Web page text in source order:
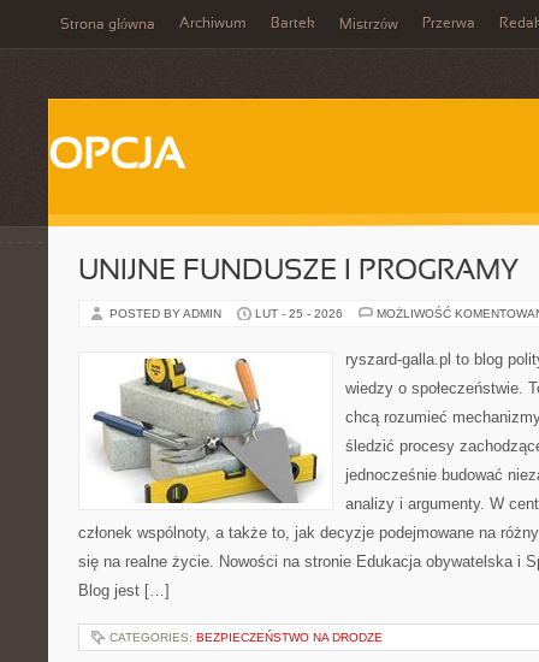
Strona główna Archiwum Bartek Mistrzów Przerwa
OPCJA
UNIJNE FUNDUSZE I PROGRAMY
POSTED BY ADMIN LUT - 25 - 2026 MOŻLIWOŚĆ
ryszard-galla.pl to blog
wiedzy o społeczeństwie.
chcą rozumieć
śledzić procesy
jednocześnie budować
analizy i argumenty. W
członek wspólnoty, a także to, jak decyzje podejmowane na
się na realne życie. Nowości na stronie Edukacja obywatelska i
Blog jest […]
CATEGORIES: BEZPIECZEŃSTWO NA DRODZE